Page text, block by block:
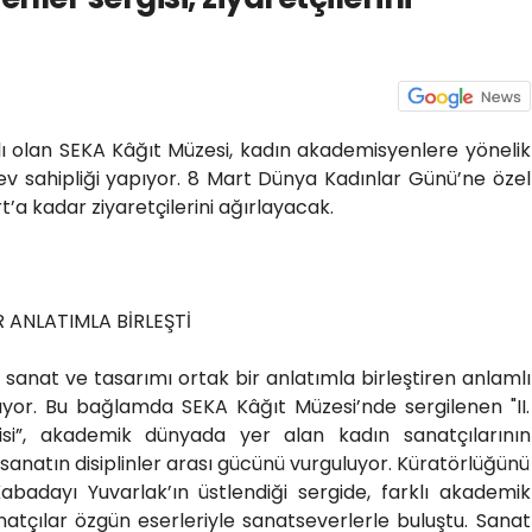
olan SEKA Kâğıt Müzesi, kadın akademisyenlere yönelik
sahipliği yapıyor. 8 Mart Dünya Kadınlar Günü’ne özel
kadar ziyaretçilerini ağırlayacak.
BİRLEŞTİ
sanat ve tasarımı ortak bir anlatımla birleştiren anlamlı
Bu bağlamda SEKA Kâğıt Müzesi’nde sergilenen "II.
akademik dünyada yer alan kadın sanatçılarının
disiplinler arası gücünü vurguluyor. Küratörlüğünü
Yuvarlak’ın üstlendiği sergide, farklı akademik
özgün eserleriyle sanatseverlerle buluştu. Sanat